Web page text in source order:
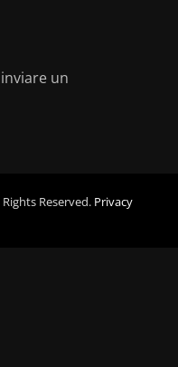
un
Rights Reserved. Privacy